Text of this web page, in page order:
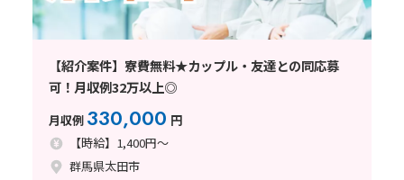
【紹介案件】寮費無料★カップル・友達との同応募
可！月収例32万以上◎
月収例 330,000 円
【時給】1,400円～
群馬県太田市